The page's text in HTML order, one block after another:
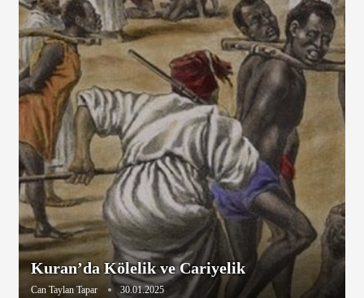
Kuran’da Kölelik ve Cariyelik
Can Taylan Tapar 30.01.2025